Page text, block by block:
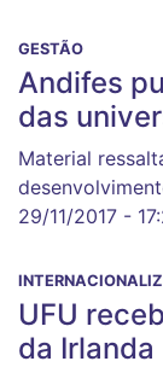
GESTÃO
Andifes
das
Material
29/11/2017 -
UFU
da Irlanda